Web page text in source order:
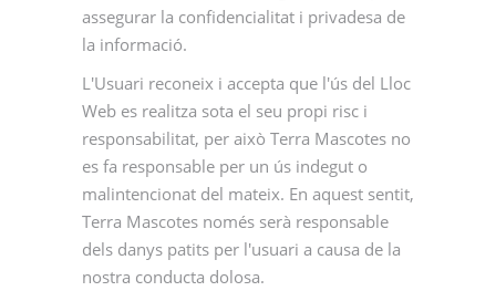
assegurar la confidencialitat i privadesa de
la informació.
L'Usuari reconeix i accepta que l'ús del Lloc
Web es realitza sota el seu propi risc i
responsabilitat, per això Terra Mascotes no
es fa responsable per un ús indegut o
malintencionat del mateix. En aquest sentit,
Terra Mascotes només serà responsable
dels danys patits per l'usuari a causa de la
nostra conducta dolosa.